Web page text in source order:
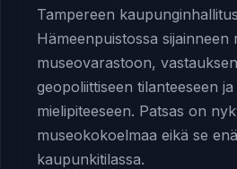
Tampereen
Hämeenpuistossa sijainneen
museovarastoon,
geopoliittiseen tilanteeseen ja
mielipiteeseen. Patsas on
museokokoelmaa eikä se
kaupunkitilassa.